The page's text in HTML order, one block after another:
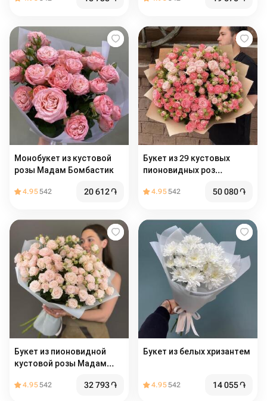
Монобукет из кустовой
розы Мадам Бомбастик
4.95542 20 612֏
Букет из 29 кустовых
пионовидных роз
4.95542 50 080֏
Букет из пионовидной
кустовой розы Мадам
4.95542 32 793֏
Букет из белых хризантем
4.95542 14 055֏